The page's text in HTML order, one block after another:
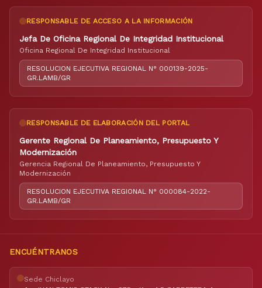
RESPONSABLE DE ACCESO A LA INFORMACIÓN
Jefa De Oficina Regional De Integridad Institucional
Oficina Regional De Integridad Institucional
RESOLUCION EJECUTIVA REGIONAL N° 000139-2025-
GR.LAMB/GR
RESPONSABLE DE ELABORACIÓN DEL PORTAL
Gerente Regional De Planeamiento, Presupuesto Y
Modernización
Gerencia Regional De Planeamiento, Presupuesto Y
Modernización
RESOLUCION EJECUTIVA REGIONAL N° 000084-2022-
GR.LAMB/GR
ENCUÉNTRANOS
Sede Chiclayo